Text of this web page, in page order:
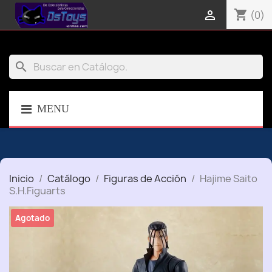
shopping_cart (0)

search
MENU
Inicio Catálogo Figuras de Acción
Hajime Saito
S.H.Figuarts
Agotado